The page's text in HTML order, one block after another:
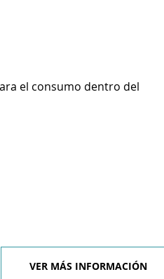
el consumo dentro del
VER MÁS INFORMACIÓN